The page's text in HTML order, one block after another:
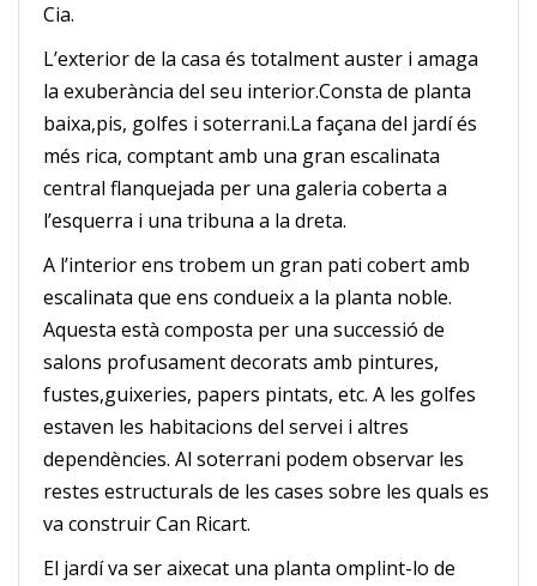
Cia.
L’exterior de la casa és totalment auster i amaga
la exuberància del seu interior.Consta de planta
baixa,pis, golfes i soterrani.La façana del jardí és
més rica, comptant amb una gran escalinata
central flanquejada per una galeria coberta a
l’esquerra i una tribuna a la dreta.
A l’interior ens trobem un gran pati cobert amb
escalinata que ens condueix a la planta noble.
Aquesta està composta per una successió de
salons profusament decorats amb pintures,
fustes,guixeries, papers pintats, etc. A les golfes
estaven les habitacions del servei i altres
dependències. Al soterrani podem observar les
restes estructurals de les cases sobre les quals es
va construir Can Ricart.
El jardí va ser aixecat una planta omplint-lo de